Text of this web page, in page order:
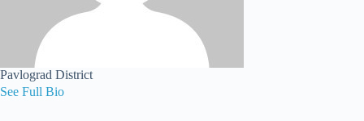
Pavlograd District
See Full Bio